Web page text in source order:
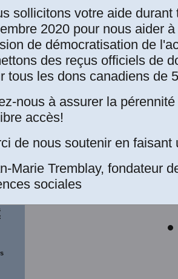
La
sollicitons votre aide durant
2020 pour nous aider
de démocratisation de
des reçus officiels de
tous les dons canadiens de
nous à assurer la
accès!
de nous soutenir en faisant
Marie Tremblay, fondateur
sociales